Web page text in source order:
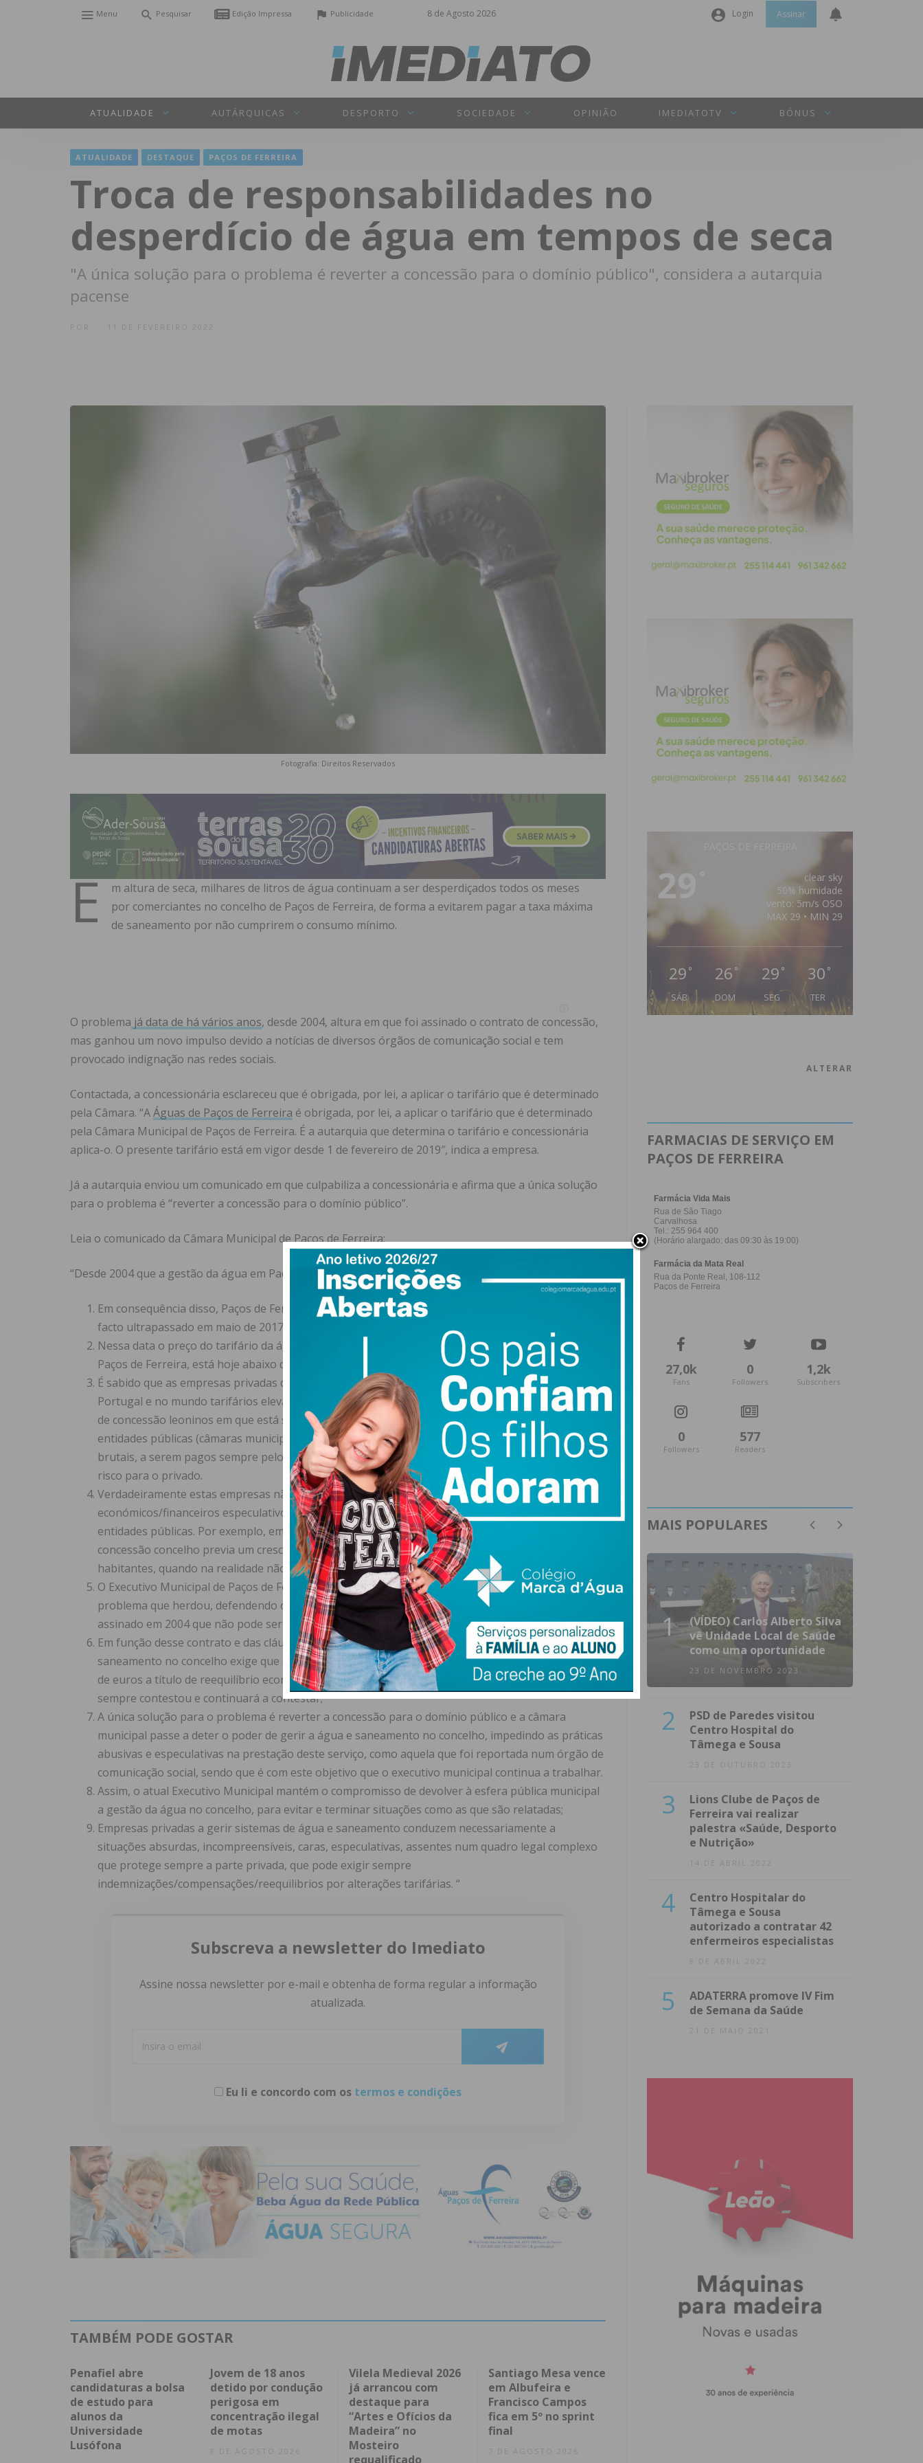
8 de Agosto 2026
Menu Pesquisar Edição Impressa Publicidade Login
Senha
Perdeu a sua senha?
Assinar
ATUALIDADE AUTÁRQUICAS DESPORTO SOCIEDADE OPINIÃO IMEDIATOTV BÓNUS
ATUALIDADE DESTAQUE PAÇOS DE FERREIRA
Troca de responsabilidades no
desperdício de água em tempos de seca
"A única solução para o problema é reverter a concessão para o domínio público", considera a autarquia
pacense
Fotografia: Direitos Reservados
E
m altura de seca, milhares de litros de água continuam a ser desperdiçados todos os meses
por comerciantes no concelho de Paços de Ferreira, de forma a evitarem pagar a taxa máxima
de saneamento por não cumprirem o consumo mínimo.
O problema já data de há vários anos, desde 2004, altura em que foi assinado o contrato de concessão,
mas ganhou um novo impulso devido a notícias de diversos órgãos de comunicação social e tem
provocado indignação nas redes sociais.
Contactada, a concessionária esclareceu que é obrigada, por lei, a aplicar o tarifário que é determinado
pela Câmara. “AÁguas de Paços de Ferreira é obrigada, por lei, a aplicar o tarifário que é determinado
pela Câmara Municipal de Paços de Ferreira. É a autarquia que determina o tarifário e concessionária
aplica-o. O presente tarifário está em vigor desde 1 de fevereiro de 2019″, indica a empresa.
Já a autarquia enviou um comunicado em que culpabiliza a concessionária e afirma que a única solução
para o problema é “reverter a concessão para o domínio público”.
Leia o comunicado da Câmara Municipal de Paços de Ferreira:
“Desde 2004 que a gestão da água em Paços de Ferreira foi entregue a uma empresa privada.
Em consequência disso, Paços de Ferreira teve, durante largos anos, a água mais cara de Portugal,
facto ultrapassado em maio de 2017 como é do conhecimento público.
Nessa data o preço do tarifário da água doméstico foi reduzido em 50%, sendo que o tarifário de
Paços de Ferreira, está hoje abaixo da média nacional e é o mais baixo da região.
É sabido que as empresas privadas que gerem sistemas de água e saneamento aplicam em
Portugal e no mundo tarifários elevados, obtendo com isso fabulosos lucros, através de contratos
de concessão leoninos em que está sempre previsto a possibilidade do privado poder exigir às
entidades públicas (câmaras municipais) reequilíbrios económicos/financeiros de montantes
brutais, a serem pagos sempre pelos impostos das populações, numa atividade sem qualquer
risco para o privado.
Verdadeiramente estas empresas não vendem água mas vivem à custa de modelos
económicos/financeiros especulativos, lesivos das populações e, consequentemente, das
entidades públicas. Por exemplo, em 2004 o modelo económico que serviu de base ao contrato de
concessão concelho previa um crescimento da população em Paços de Ferreira a atingir os 85 mil
habitantes, quando na realidade não ultrapassa os 56.000.
O Executivo Municipal de Paços de Ferreira tem-se empenhado no sentido de resolver um
problema que herdou, defendendo o interesse público mas sempre condicionado pelo contrato
assinado em 2004 que não pode ser «simplesmente rasgado».
Em função desse contrato e das cláusulas ali previstas, a empresa privada que gere água e
saneamento no concelho exige que os cidadãos de Paços de Ferreira paguem mais de 100 milhões
de euros a título de reequilíbrio económico-financeiro da concessão, situação que o atual Executivo
sempre contestou e continuará a contestar;
A única solução para o problema é reverter a concessão para o domínio público e a câmara
municipal passe a deter o poder de gerir a água e saneamento no concelho, impedindo as práticas
abusivas e especulativas na prestação deste serviço, como aquela que foi reportada num órgão de
comunicação social, sendo que é com este objetivo que o executivo municipal continua a trabalhar.
Assim, o atual Executivo Municipal mantém o compromisso de devolver à esfera pública municipal
a gestão da água no concelho, para evitar e terminar situações como as que são relatadas;
Empresas privadas a gerir sistemas de água e saneamento conduzem necessariamente a
situações absurdas, incompreensíveis, caras, especulativas, assentes num quadro legal complexo
que protege sempre a parte privada, que pode exigir sempre
indemnizações/compensações/reequilibrios por alterações tarifárias. “
Subscreva a newsletter do Imediato
Assine nossa newsletter por e-mail e obtenha de forma regular a informação
atualizada.
Eu li e concordo com os termos e condições
TAMBÉM PODE GOSTAR
Penafiel abre
candidaturas a bolsa
de estudo para
alunos da
Universidade
Lusófona
Jovem de 18 anos
detido por condução
perigosa em
concentração ilegal
de motas
8 DE AGOSTO 2026
Vilela Medieval 2026
já arrancou com
destaque para
“Artes e Ofícios da
Madeira” no
Mosteiro
requalificado
Santiago Mesa vence
em Albufeira e
Francisco Campos
fica em 5º no sprint
final
7 DE AGOSTO 2026
29
clear sky
50% humidade
vento: 5m/s OSO
MAX 29 • MIN 29
29 °
SÁB
26 °
DOM
29 °
SEG
30 °
TER
ALTERAR
FARMACIAS DE SERVIÇO EM
PAÇOS DE FERREIRA
27,0k
Fans
0
Followers
1,2k
Subscribers
0
Followers
577
Readers
MAIS POPULARES
1
(VÍDEO) Carlos Alberto Silva
vê Unidade Local de Saúde
como uma oportunidade
23 DE NOVEMBRO 2023
2
PSD de Paredes visitou
Centro Hospital do
Tâmega e Sousa
23 DE OUTUBRO 2023
3
Lions Clube de Paços de
Ferreira vai realizar
palestra «Saúde, Desporto
e Nutrição»
14 DE ABRIL 2022
4
Centro Hospitalar do
Tâmega e Sousa
autorizado a contratar 42
enfermeiros especialistas
8 DE ABRIL 2022
5
ADATERRA promove IV Fim
de Semana da Saúde
21 DE MAIO 2021